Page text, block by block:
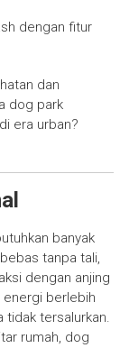
dengan fitur
dan
dog park
era urban?
banyak
tanpa tali,
dengan anjing
energi berlebih
tidak tersalurkan.
rumah, dog